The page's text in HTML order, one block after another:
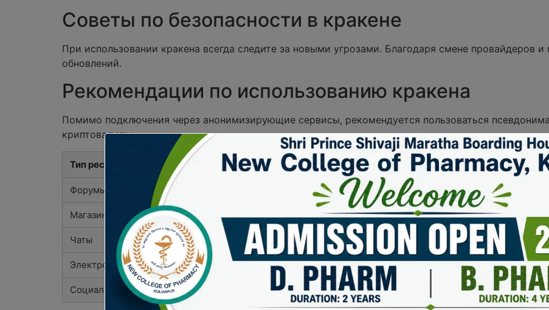
Советы по безопасности в кракене
При использовании кракена всегда следите за новыми угрозами. Благодаря смене провайдеров
обновлений.
Рекомендации по использованию кракена
Помимо подключения через анонимизирующие сервисы, рекомендуется пользоваться
криптовалюты.
Тип ресурса Описание
Форумы Обсуждения и обмен информацией
Магазины Продают товары и услуги
Чаты Общение с другими пользователями
Электронные книги Образовательные материалы по даркнету
Социальные группы Обсуждения проблем и новостей